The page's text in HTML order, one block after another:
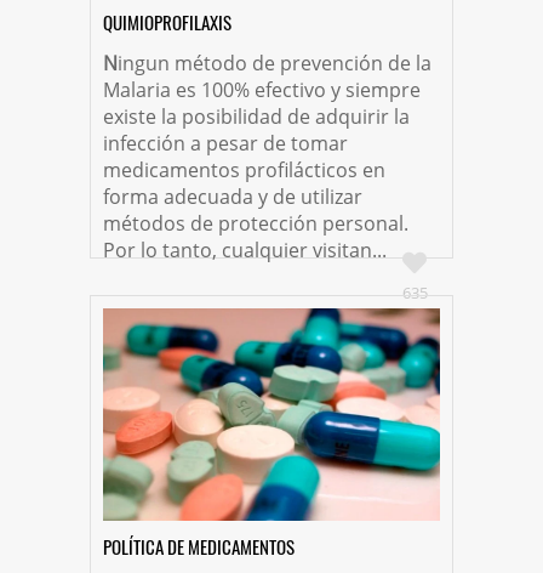
QUIMIOPROFILAXIS
Ningun método de prevención de la
Malaria es 100% efectivo y siempre
existe la posibilidad de adquirir la
infección a pesar de tomar
medicamentos profilácticos en
forma adecuada y de utilizar
métodos de protección personal.
Por lo tanto, cualquier visitan...
635
POLÍTICA DE MEDICAMENTOS